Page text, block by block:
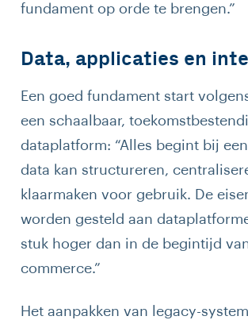
fundament op orde te brengen.”
Data, applicaties en
Een goed fundament start
een schaalbaar,
dataplatform: “Alles begint bij
data kan structureren,
klaarmaken voor gebruik. De
worden gesteld aan
stuk hoger dan in de begintijd
commerce.”
Het aanpakken van legacy-